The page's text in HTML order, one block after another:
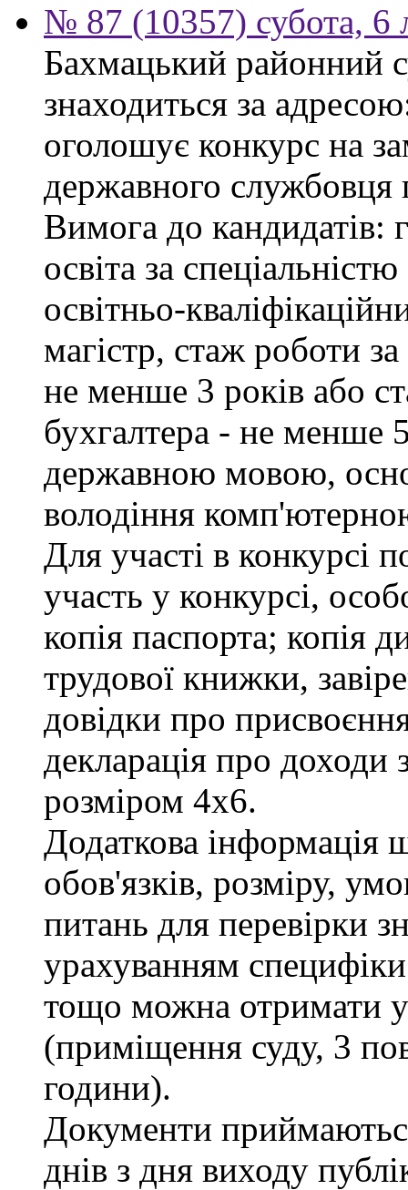
№ 87 (10357) субота, 6
Бахмацький районний
знаходиться за
оголошує конкурс на
державного службовця
Вимога до кандидатів:
освіта за
освітньо-
магістр, стаж роботи
не менше 3 років або
бухгалтера - не менше
державною мовою,
володіння
Для участі в конкурсі
участь у конкурсі,
копія паспорта; копія
трудової книжки,
довідки про
декларація про доходи
розміром 4х6.
Додаткова інформація
обов'язків, розміру,
питань для перевірки
урахуванням
тощо можна отримати у
(приміщення суду, 3
години).
Документи
днів з дня виходу